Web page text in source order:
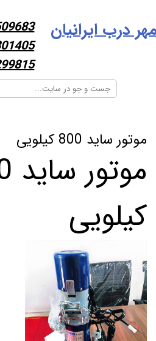
درب ایرانیان
موتور ساید 800 کیلویی
کیلویی